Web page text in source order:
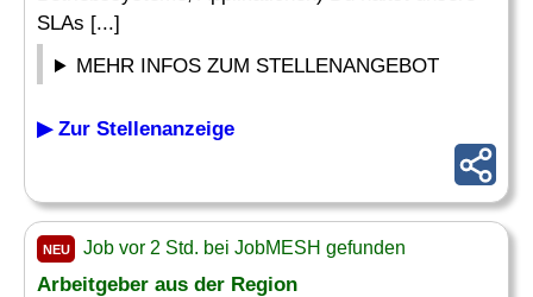
SLAs [...]
MEHR INFOS ZUM STELLENANGEBOT
▶ Zur Stellenanzeige
NEU Job vor 2 Std. bei JobMESH gefunden
Arbeitgeber aus der Region